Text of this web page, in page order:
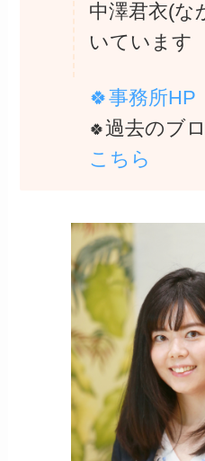
中澤君衣(な
いています
🍀事務所HP
🍀過去のブ
こちら